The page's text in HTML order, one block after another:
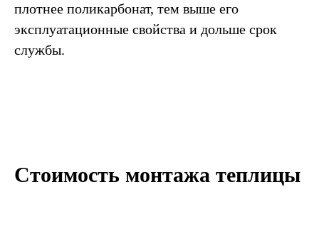
плотнее поликарбонат, тем выше его
эксплуатационные свойства и дольше срок
службы.
Стоимость монтажа теплицы